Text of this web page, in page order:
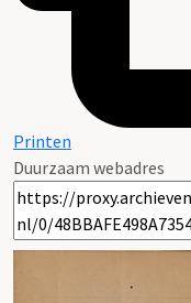
Printen
Duurzaam webadres